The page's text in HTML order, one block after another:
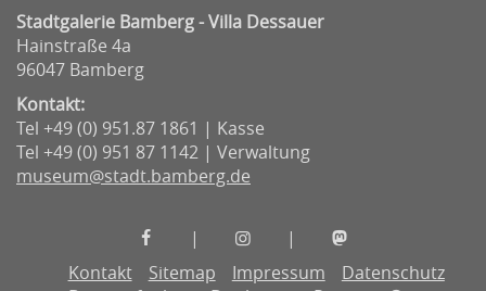
Stadtgalerie Bamberg - Villa Dessauer
Hainstraße 4a
96047 Bamberg
Kontakt:
Tel +49 (0) 951.87 1861 | Kasse
Tel +49 (0) 951 87 1142 | Verwaltung
museum@stadt.bamberg.de
Museen
Stadt
|
Museen
Stadt
|
Stadt
Kontakt Sitemap Impressum
Datenschutz